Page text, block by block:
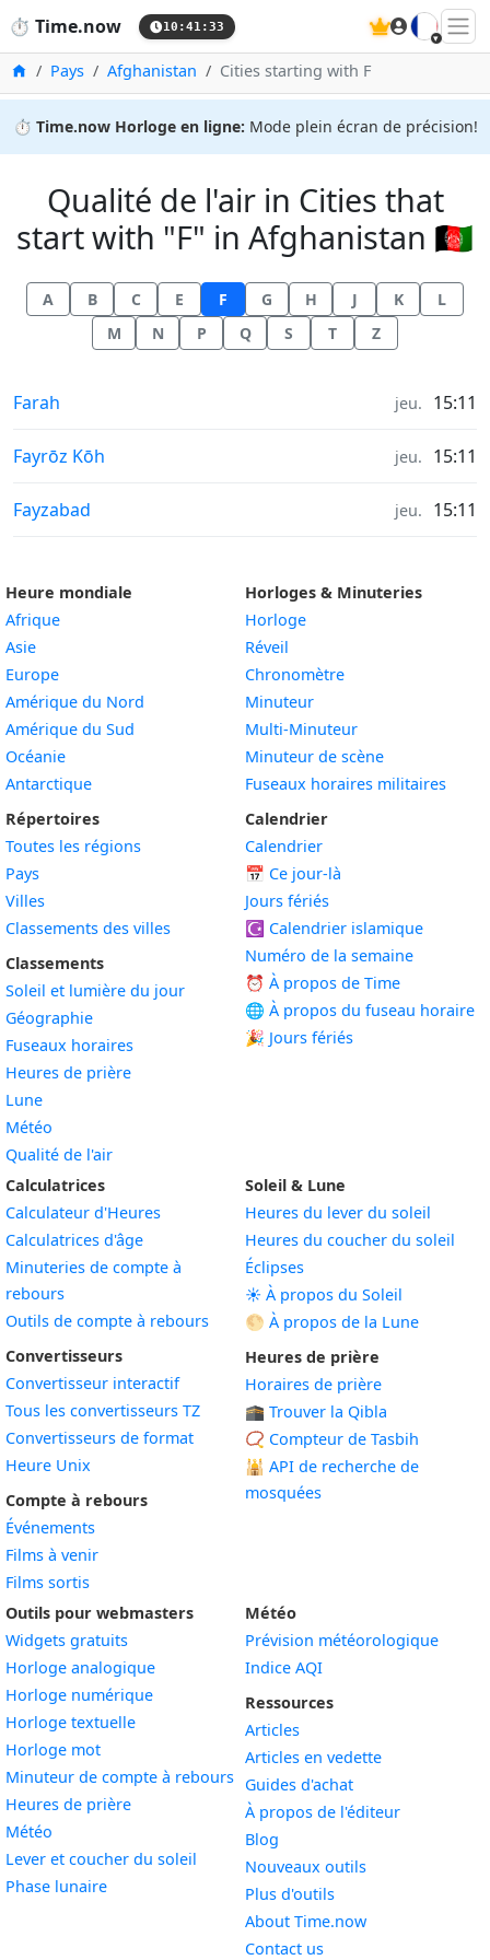
⏱️ Time.now 10:41:34 🇫🇷
Accueil
Pays Afghanistan Cities starting with F
⏱️ Time.now Horloge en ligne: Mode plein écran de précision!
Qualité de l'air in Cities that
start with "F" in Afghanistan 🇦🇫
A B C E F G H J K
L
M
N P Q S T Z
Qualité de l'air in
Farah jeu. 15:11
Qualité de l'air in
Fayrōz Kōh jeu. 15:11
Qualité de l'air in
Fayzabad jeu. 15:11
Heure mondiale
Afrique
Asie
Europe
Amérique du Nord
Amérique du Sud
Océanie
Antarctique
Répertoires
Toutes les régions
Pays
Villes
Classements des villes
Classements
Soleil et lumière du jour
Géographie
Fuseaux horaires
Heures de prière
Lune
Météo
Qualité de l'air
Horloges & Minuteries
Horloge
Réveil
Chronomètre
Minuteur
Multi-Minuteur
Minuteur de scène
Fuseaux horaires militaires
Calendrier
Calendrier
📅 Ce jour-là
Jours fériés
☪️ Calendrier islamique
Numéro de la semaine
⏰ À propos de Time
🌐 À propos du fuseau horaire
🎉 Jours fériés
Calculatrices
Calculateur d'Heures
Calculatrices d'âge
Minuteries de compte à
rebours
Outils de compte à rebours
Convertisseurs
Convertisseur interactif
Tous les convertisseurs TZ
Convertisseurs de format
Heure Unix
Compte à rebours
Événements
Films à venir
Films sortis
Soleil & Lune
Heures du lever du soleil
Heures du coucher du soleil
Éclipses
☀️ À propos du Soleil
🌕 À propos de la Lune
Heures de prière
Horaires de prière
🕋 Trouver la Qibla
📿 Compteur de Tasbih
🕌 API de recherche de
mosquées
Outils pour webmasters
Widgets gratuits
Horloge analogiqueWidget
Horloge numériqueWidget
Horloge textuelleWidget
Horloge motWidget
Minuteur de compte à rebours Widget
Heures de prièreWidget
Météo
Lever et coucher du soleil
Phase lunaireWidget
Météo
Prévision météorologique
Indice AQI
Ressources
Articles
Articles en vedette
Guides d'achat
À propos de l'éditeur
Blog
Nouveaux outils
Plus d'outils
About Time.now
Contact us